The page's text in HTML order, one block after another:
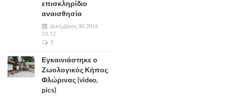
επισκληρίδιο
αναισθησία
Δεκέμβριος 30, 2016
01:12
5
Εγκαινιάστηκε ο
Ζωολογικός Κήπος
Φλώρινας (video,
pics)